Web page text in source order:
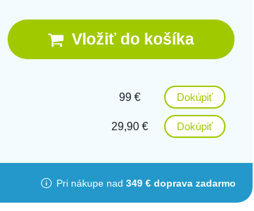
Vložiť do košíka
99 € Dokúpiť
29,90 € Dokúpiť
Pri nákupe nad 349 € doprava zadarmo